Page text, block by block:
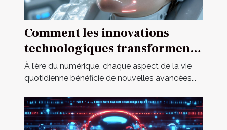
Comment les innovations
technologiques transforment-
elles les poupées pour adultes
?
À l’ère du numérique, chaque aspect de la vie
quotidienne bénéficie de nouvelles avancées...